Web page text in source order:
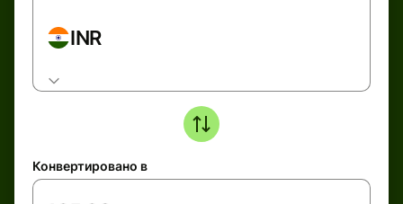
INR
Конвертировано в